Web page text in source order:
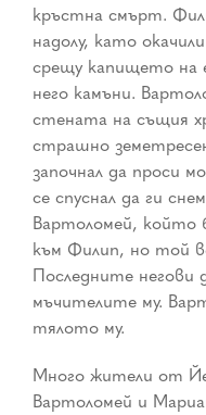
кръстна смърт.
надолу, като
срещу капището на
него камъни.
стената на същия
страшно
започнал да проси
се спуснал да ги
Вартоломей, който
към Филип, но той
Последните негови
мъчителите му.
тялото му.
Много жители от
Вартоломей и